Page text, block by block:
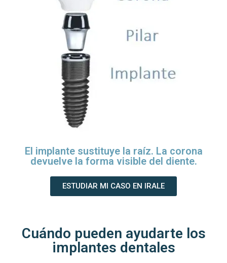
El implante sustituye la raíz. La corona
devuelve la forma visible del diente.
ESTUDIAR MI CASO EN IRALE
Cuándo pueden ayudarte los
implantes dentales